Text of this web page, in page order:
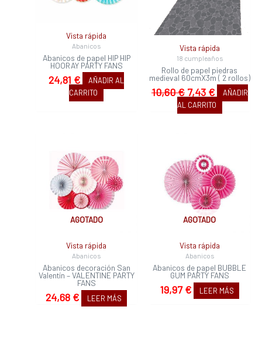
Vista rápida
Abanicos
Abanicos de papel HIP HIP
HOORAY PARTY FANS
24,81 €
AÑADIR AL
CARRITO
Vista rápida
18 cumpleaños
Rollo de papel piedras
medieval 60cmX3m ( 2 rollos)
10,60€ 7,43 €
AÑADIR
AL CARRITO
AGOTADO
Vista rápida
Abanicos
Abanicos decoración San
Valentín – VALENTINE PARTY
FANS
24,68 € LEER MÁS
AGOTADO
Vista rápida
Abanicos
Abanicos de papel BUBBLE
GUM PARTY FANS
19,97€ LEER MÁS